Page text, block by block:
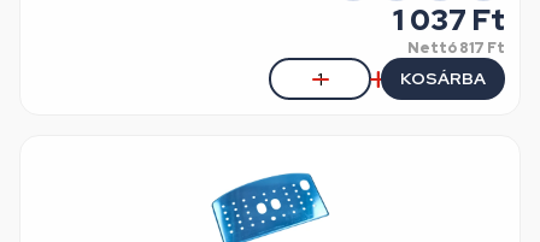
1 037 Ft
Nettó817 Ft
KOSÁRBA